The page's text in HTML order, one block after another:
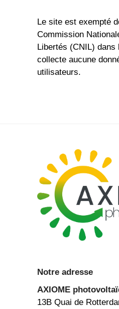
Le site est exempté
Commission
Libertés (CNIL) dans
collecte aucune
utilisateurs.
Notre adresse
AXIOME
13B Quai de